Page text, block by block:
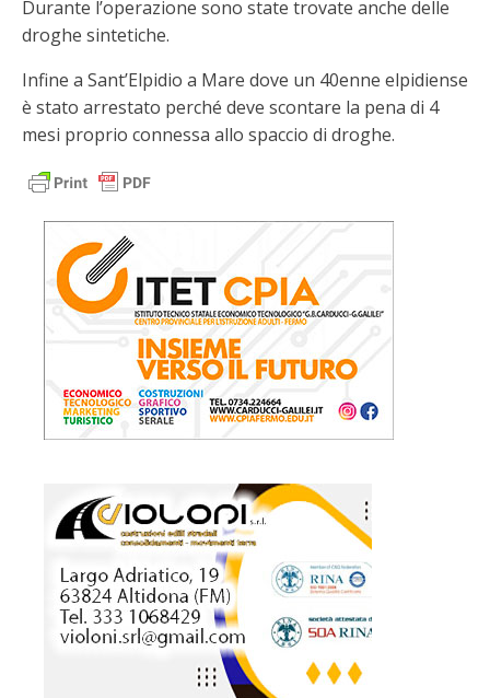
Durante l’operazione sono state trovate anche delle
droghe sintetiche.
Infine a Sant’Elpidio a Mare dove un 40enne elpidiense
è stato arrestato perché deve scontare la pena di 4
mesi proprio connessa allo spaccio di droghe.